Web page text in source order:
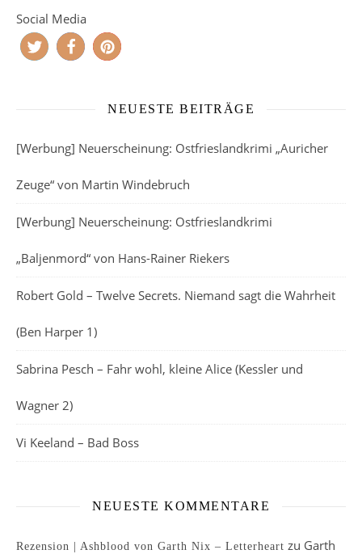
Social Media
NEUESTE BEITRÄGE
[Werbung] Neuerscheinung: Ostfrieslandkrimi „Auricher
Zeuge“ von Martin Windebruch
[Werbung] Neuerscheinung: Ostfrieslandkrimi
„Baljenmord“ von Hans-Rainer Riekers
Robert Gold – Twelve Secrets. Niemand sagt die Wahrheit
(Ben Harper 1)
Sabrina Pesch – Fahr wohl, kleine Alice (Kessler und
Wagner 2)
Vi Keeland – Bad Boss
NEUESTE KOMMENTARE
Rezension | Ashblood von Garth Nix – Letterheart zu Garth